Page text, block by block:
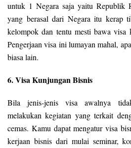
untuk 1 Negara saja yaitu Republik
yang berasal dari Negara itu kerap
kelompok dan tentu mesti bawa visa
Pengerjaan visa ini lumayan mahal,
biasa lain.
6. Visa Kunjungan Bisnis
Bila jenis-jenis visa awalnya
melakukan kegiatan yang terkait
cemas. Kamu dapat mengatur visa
kerjaan bisnis dari mulai seminar,